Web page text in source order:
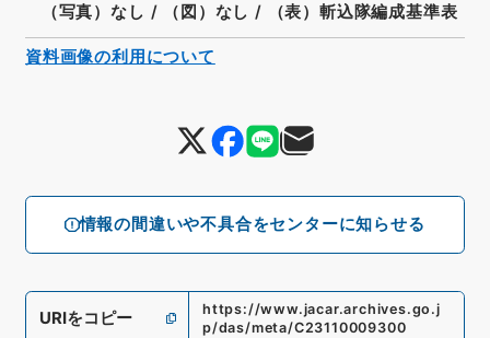
情報の間違いや不具合をセンターに知らせる
（写真）なし / （図）なし / （表）斬込隊編成基準表
URIをコピー
https://www.jacar.archives.go.j
p/das/meta/C23110009300
資料画像の利用について